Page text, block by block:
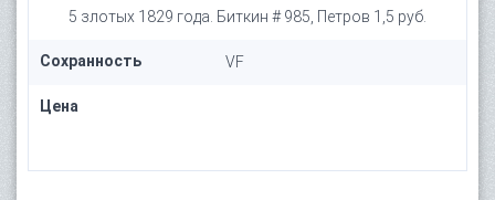
5 злотых 1829 года. Биткин # 985, Петров 1,5 руб.
Сохранность VF
Цена